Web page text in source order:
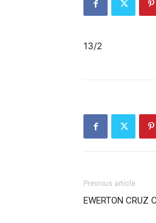
13/2
Previous article
EWERTON CRUZ